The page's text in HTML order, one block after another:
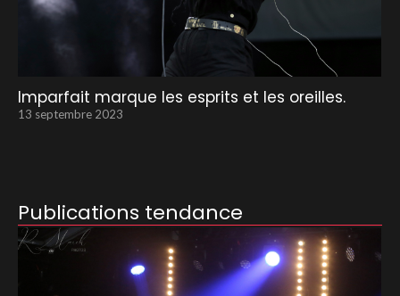
Imparfait marque les esprits et les oreilles.
13 septembre 2023
Publications tendance